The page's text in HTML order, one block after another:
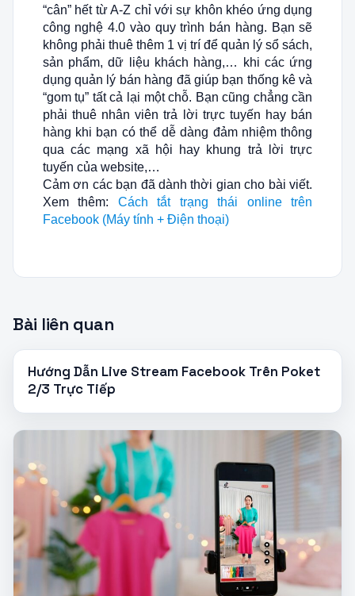
“cân” hết từ A-Z chỉ với sự khôn khéo ứng dụng
công nghệ 4.0 vào quy trình bán hàng. Bạn sẽ
không phải thuê thêm 1 vị trí để quản lý sổ sách,
sản phẩm, dữ liệu khách hàng,… khi các ứng
dụng quản lý bán hàng đã giúp bạn thống kê và
“gom tụ” tất cả lại một chỗ. Bạn cũng chẳng cần
phải thuê nhân viên trả lời trực tuyến hay bán
hàng khi bạn có thể dễ dàng đảm nhiệm thông
qua các mạng xã hội hay khung trả lời trực
tuyến của website,…
Cảm ơn các bạn đã dành thời gian cho bài viết.
Xem thêm: Cách tắt trạng thái online trên
Facebook (Máy tính + Điện thoại)
Bài liên quan
Hướng Dẫn Live Stream Facebook Trên Poket
2/3 Trực Tiếp